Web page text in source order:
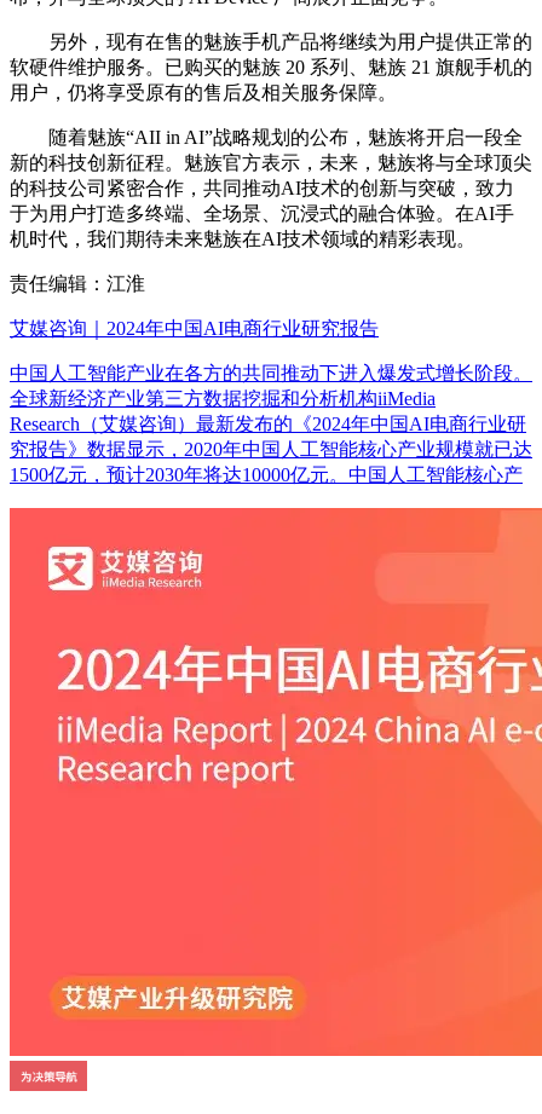
另外，现有在售的魅族手机产品将继续为用户提供正常的
软硬件维护服务。已购买的魅族 20 系列、魅族 21 旗舰手机的
用户，仍将享受原有的售后及相关服务保障。
随着魅族“AII in AI”战略规划的公布，魅族将开启一段全
新的科技创新征程。魅族官方表示，未来，魅族将与全球顶尖
的科技公司紧密合作，共同推动AI技术的创新与突破，致力
于为用户打造多终端、全场景、沉浸式的融合体验。在AI手
机时代，我们期待未来魅族在AI技术领域的精彩表现。
责任编辑：江淮
艾媒咨询｜2024年中国AI电商行业研究报告
中国人工智能产业在各方的共同推动下进入爆发式增长阶段。
全球新经济产业第三方数据挖掘和分析机构iiMedia
Research（艾媒咨询）最新发布的《2024年中国AI电商行业研
究报告》数据显示，2020年中国人工智能核心产业规模就已达
1500亿元，预计2030年将达10000亿元。中国人工智能核心产